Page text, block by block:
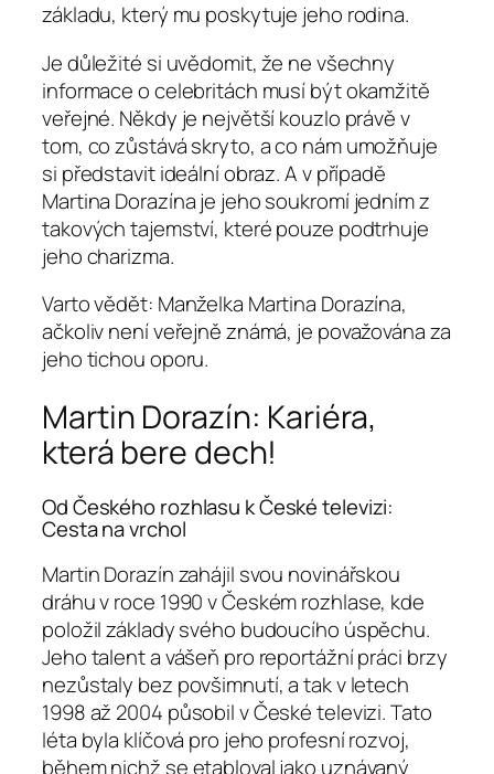
základu, který mu poskytuje jeho rodina.
Je důležité si uvědomit, že ne všechny
informace o celebritách musí být okamžitě
veřejné. Někdy je největší kouzlo právě v
tom, co zůstává skryto, a co nám umožňuje
si představit ideální obraz. A v případě
Martina Dorazína je jeho soukromí jedním z
takových tajemství, které pouze podtrhuje
jeho charizma.
Varto vědět: Manželka Martina Dorazína,
ačkoliv není veřejně známá, je považována za
jeho tichou oporu.
Martin Dorazín: Kariéra,
která bere dech!
Od Českého rozhlasu k České televizi:
Cesta na vrchol
Martin Dorazín zahájil svou novinářskou
dráhu v roce 1990 v Českém rozhlase, kde
položil základy svého budoucího úspěchu.
Jeho talent a vášeň pro reportážní práci brzy
nezůstaly bez povšimnutí, a tak v letech
1998 až 2004 působil v České televizi. Tato
léta byla klíčová pro jeho profesní rozvoj,
během nichž se etabloval jako uznávaný